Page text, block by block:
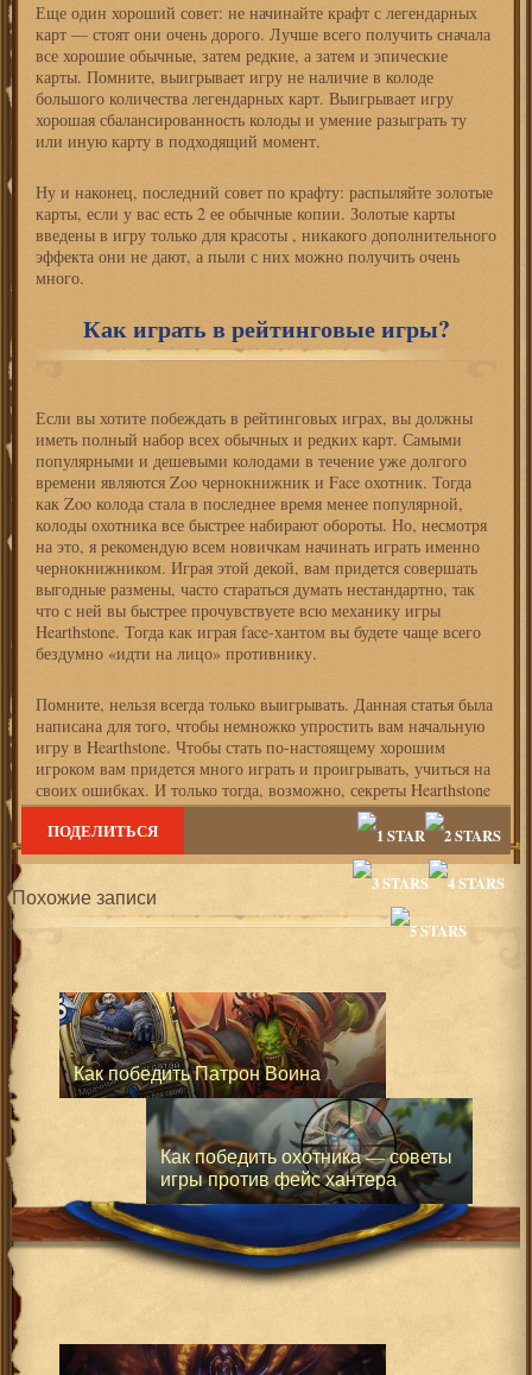
Еще один хороший совет: не начинайте крафт с легендарных
карт — стоят они очень дорого. Лучше всего получить сначала
все хорошие обычные, затем редкие, а затем и эпические
карты. Помните, выигрывает игру не наличие в колоде
большого количества легендарных карт. Выигрывает игру
хорошая сбалансированность колоды и умение разыграть ту
или иную карту в подходящий момент.
Ну и наконец, последний совет по крафту: распыляйте золотые
карты, если у вас есть 2 ее обычные копии. Золотые карты
введены в игру только для красоты , никакого дополнительного
эффекта они не дают, а пыли с них можно получить очень
много.
Как играть в рейтинговые игры?
Если вы хотите побеждать в рейтинговых играх, вы должны
иметь полный набор всех обычных и редких карт. Самыми
популярными и дешевыми колодами в течение уже долгого
времени являются Zoo чернокнижник и Face охотник. Тогда
как Zoo колода стала в последнее время менее популярной,
колоды охотника все быстрее набирают обороты. Но, несмотря
на это, я рекомендую всем новичкам начинать играть именно
чернокнижником. Играя этой декой, вам придется совершать
выгодные размены, часто стараться думать нестандартно, так
что с ней вы быстрее прочувствуете всю механику игры
Hearthstone. Тогда как играя face-хантом вы будете чаще всего
бездумно «идти на лицо» противнику.
Помните, нельзя всегда только выигрывать. Данная статья была
написана для того, чтобы немножко упростить вам начальную
игру в Hearthstone. Чтобы стать по-настоящему хорошим
игроком вам придется много играть и проигрывать, учиться на
своих ошибках. И только тогда, возможно, секреты Hearthstone
начнут открываться перед вами.
ПОДЕЛИТЬСЯ
Похожие записи
Как победить Патрон Воина
Как победить охотника — советы
игры против фейс хантера